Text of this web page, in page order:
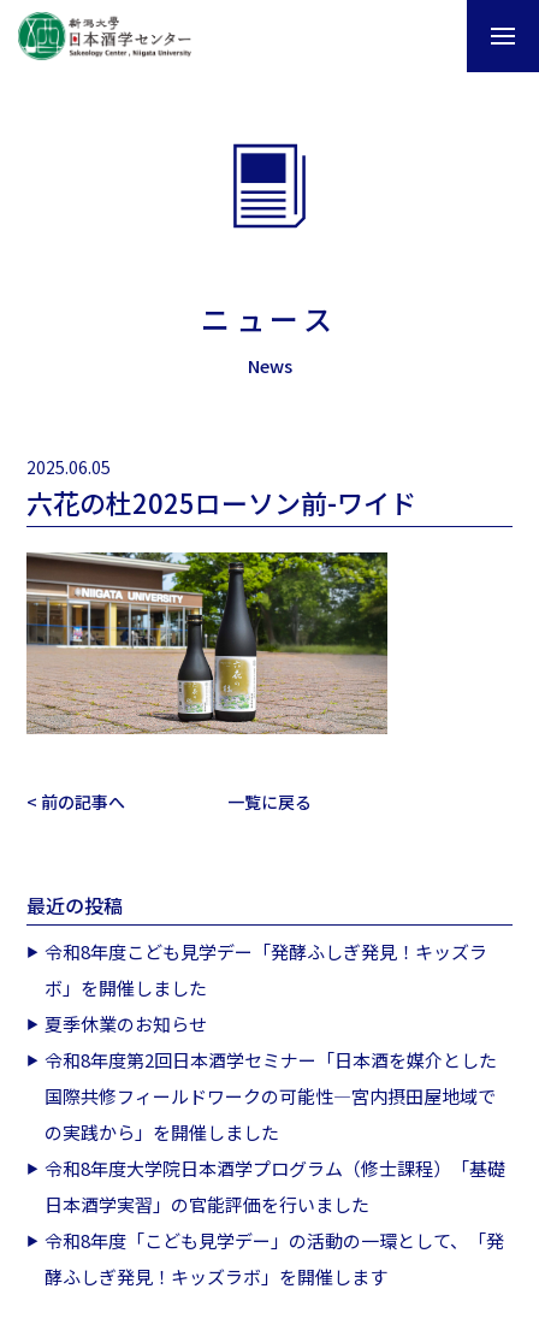
ニュース
News
2025.06.05
六花の杜2025ローソン前-ワイド
< 前の記事へ 一覧に戻る
最近の投稿
令和8年度こども見学デー「発酵ふしぎ発見！キッズラ
ボ」を開催しました
夏季休業のお知らせ
令和8年度第2回日本酒学セミナー「日本酒を媒介とした
国際共修フィールドワークの可能性―宮内摂田屋地域で
の実践から」を開催しました
令和8年度大学院日本酒学プログラム（修士課程）「基礎
日本酒学実習」の官能評価を行いました
令和8年度「こども見学デー」の活動の一環として、「発
酵ふしぎ発見！キッズラボ」を開催します